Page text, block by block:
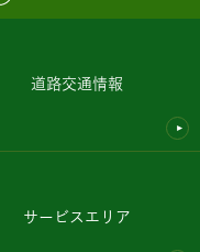
道路交通情報
サービスエリア